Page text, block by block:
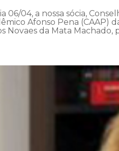
06/04, a nossa sócia,
Afonso Pena (CAAP)
Novaes da Mata Machado,